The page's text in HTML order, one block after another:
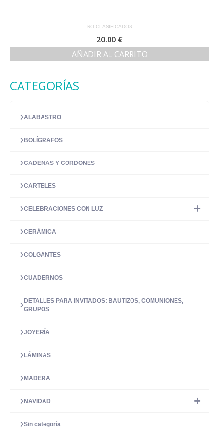
NO CLASIFICADOS
20.00 €
AÑADIR AL CARRITO
CATEGORÍAS
ALABASTRO
BOLÍGRAFOS
CADENAS Y CORDONES
CARTELES
CELEBRACIONES CON LUZ
CERÁMICA
COLGANTES
CUADERNOS
DETALLES PARA INVITADOS: BAUTIZOS, COMUNIONES,
GRUPOS
JOYERÍA
LÁMINAS
MADERA
NAVIDAD
Sin categoría